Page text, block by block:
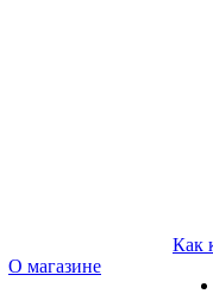
О магазине
Как